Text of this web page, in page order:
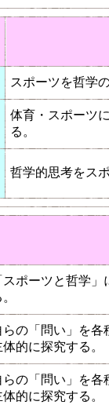
スポーツを哲学
体育・スポーツ
る。
哲学的思考をス
スポーツと哲学
らの「問い」を
体的に探究する。
らの「問い」を
体的に探究する。